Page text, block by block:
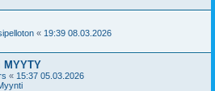
« 19:39 08.03.2026
MYYTY
« 15:37 05.03.2026